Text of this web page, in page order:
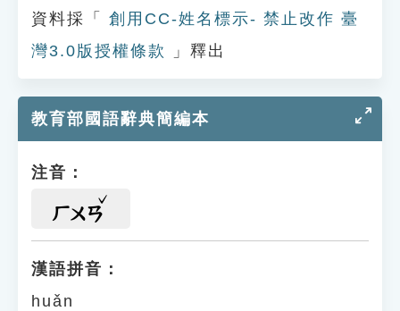
資料採「
創用CC-姓名標示- 禁止改作 臺
灣3.0版授權條款
」釋出
教育部國語辭典簡編本
注音：
ㄏㄨㄢ
漢語拼音：
huǎn